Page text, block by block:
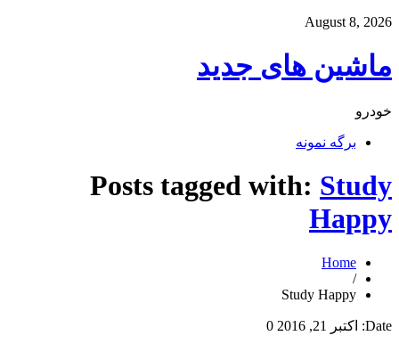
August 8, 2026
ماشین های جدید
خودرو
برگه نمونه
Posts tagged with: Study
Happy
Home
/
Study Happy
Date: اکتبر 21, 2016 0